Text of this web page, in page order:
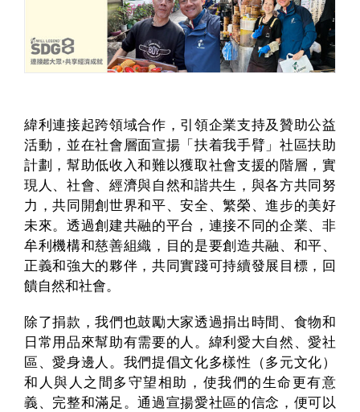
緯利連接起跨領域合作，引領企業支持及贊助公益
活動，並在社會層面宣揚「扶着我手臂」社區扶助
計劃，幫助低收入和難以獲取社會支援的階層，實
現人、社會、經濟與自然和諧共生，與各方共同努
力，共同開創世界和平、安全、繁榮、進步的美好
未來。透過創建共融的平台，連接不同的企業、非
牟利機構和慈善組織，目的是要創造共融、和平、
正義和強大的夥伴，共同實踐可持續發展目標，回
饋自然和社會。
除了捐款，我們也鼓勵大家透過捐出時間、食物和
日常用品來幫助有需要的人。緯利愛大自然、愛社
區、愛身邊人。我們提倡文化多樣性（多元文化）
和人與人之間多守望相助，使我們的生命更有意
義、完整和滿足。通過宣揚愛社區的信念，便可以